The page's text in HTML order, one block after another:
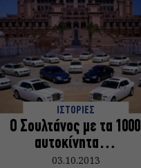
ΙΣΤΟΡΙΕΣ
Ο Σουλτάνος με τα 1000
αυτοκίνητα…
03.10.2013